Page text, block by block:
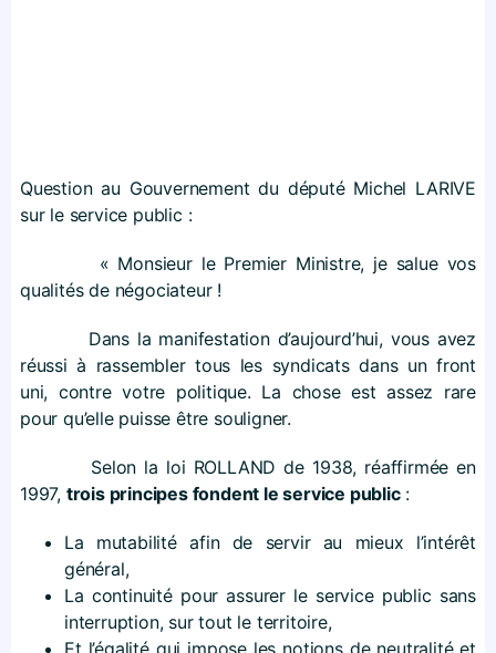
Question au Gouvernement du député Michel LARIVE
sur le service public :
« Monsieur le Premier Ministre, je salue vos
qualités de négociateur !
Dans la manifestation d’aujourd’hui, vous avez
réussi à rassembler tous les syndicats dans un front
uni, contre votre politique. La chose est assez rare
pour qu’elle puisse être souligner.
Selon la loi ROLLAND de 1938, réaffirmée en
1997, trois principes fondent le service public:
La mutabilité afin de servir au mieux l’intérêt
général,
La continuité pour assurer le service public sans
interruption, sur tout le territoire,
Et l’égalité qui impose les notions de neutralité et